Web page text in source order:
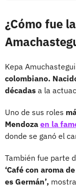
¿Cómo fue
Kepa Amuchastegui
colombiano.
décadas a la
Uno de sus roles
Mendoza en la
donde se ganó el
También fue parte
‘Café con aroma
es Germán’,